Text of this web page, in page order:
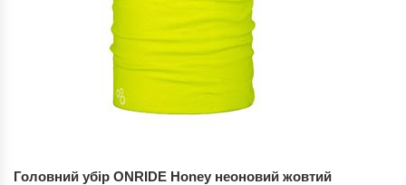
Головний убір ONRIDE Honey неоновий жовтий